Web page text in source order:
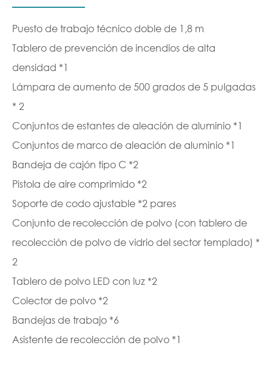
Puesto de trabajo técnico doble de 1,8 m
Tablero de prevención de incendios de alta
densidad *1
Lámpara de aumento de 500 grados de 5 pulgadas
* 2
Conjuntos de estantes de aleación de aluminio *1
Conjuntos de marco de aleación de aluminio *1
Bandeja de cajón tipo C *2
Pistola de aire comprimido *2
Soporte de codo ajustable *2 pares
Conjunto de recolección de polvo (con tablero de
recolección de polvo de vidrio del sector templado) *
2
Tablero de polvo LED con luz *2
Colector de polvo *2
Bandejas de trabajo *6
Asistente de recolección de polvo *1